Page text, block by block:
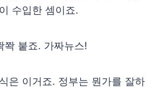
수입한 셈이죠.
쫙 붙죠. 가짜뉴스!
은 이거죠. 정부는 뭔가를 잘하